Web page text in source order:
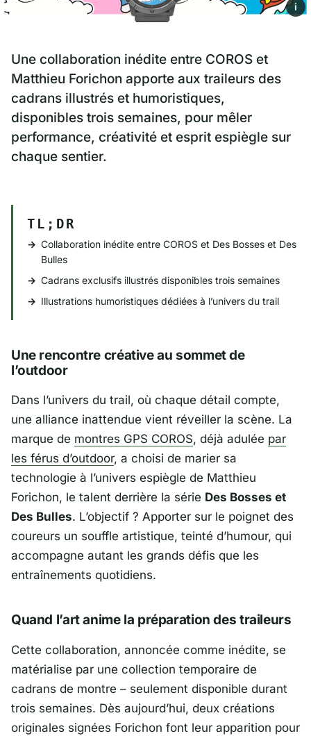
i
Une collaboration inédite entre COROS et
Matthieu Forichon apporte aux traileurs des
cadrans illustrés et humoristiques,
disponibles trois semaines, pour mêler
performance, créativité et esprit espiègle sur
chaque sentier.
TL;DR
Collaboration inédite entre COROS et Des Bosses et Des
Bulles
Cadrans exclusifs illustrés disponibles trois semaines
Illustrations humoristiques dédiées à l’univers du trail
Une rencontre créative au sommet de
l’outdoor
Dans l’univers du trail, où chaque détail compte,
une alliance inattendue vient réveiller la scène. La
marque de montres GPS COROS, déjà adulée par
les férus d’outdoor, a choisi de marier sa
technologie à l’univers espiègle de Matthieu
Forichon, le talent derrière la série Des Bosses et
Des Bulles. L’objectif ? Apporter sur le poignet des
coureurs un souffle artistique, teinté d’humour, qui
accompagne autant les grands défis que les
entraînements quotidiens.
Quand l’art anime la préparation des traileurs
Cette collaboration, annoncée comme inédite, se
matérialise par une collection temporaire de
cadrans de montre – seulement disponible durant
trois semaines. Dès aujourd’hui, deux créations
originales signées Forichon font leur apparition pour